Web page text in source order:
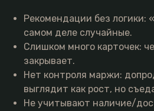
Рекомендации без логики:
самом деле случайные.
Слишком много карточек:
закрывает.
Нет контроля маржи:
выглядит как рост, но
Не учитывают наличие/